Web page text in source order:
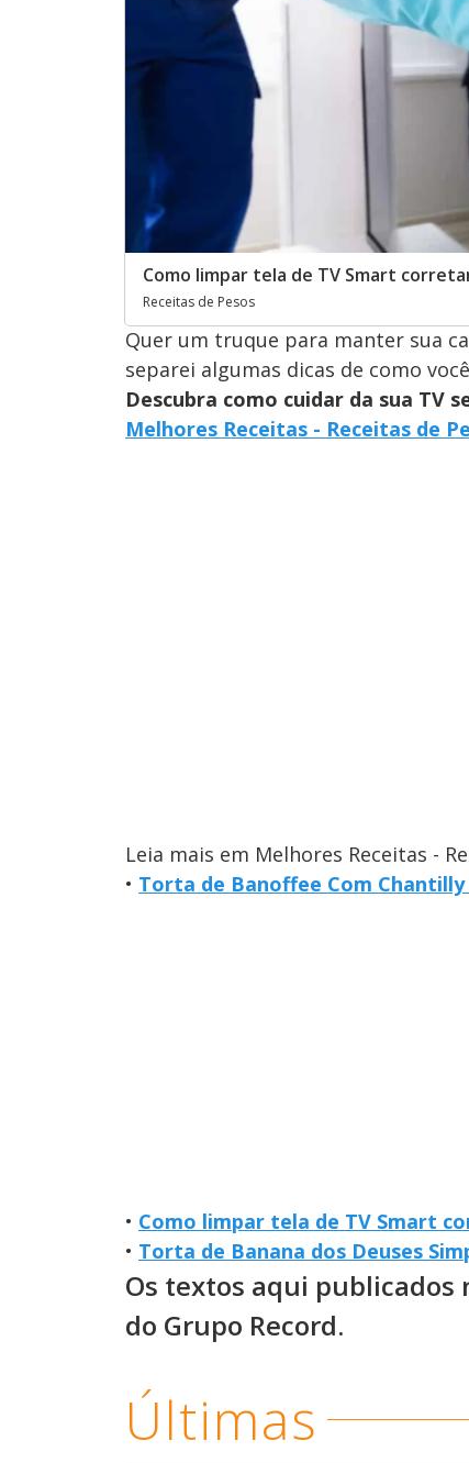
Como limpar tela de TV Smart
Receitas de Pesos
Quer um truque para manter sua
separei algumas dicas de como
Descubra como cuidar da sua TV
Melhores Receitas - Receitas de
Leia mais em Melhores Receitas -
• Torta de Banoffee Com
• Como limpar tela de TV Smart
• Torta de Banana dos Deuses
Os textos aqui
do Grupo Record.
Últimas